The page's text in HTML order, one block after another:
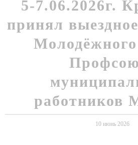
5-7.06.2026г.
принял
Молодёжного
работников
10 июнь 2026